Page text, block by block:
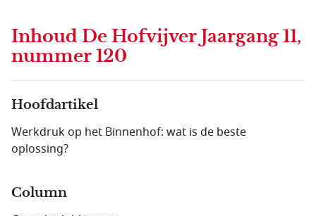
Inhoud De Hofvijver Jaargang 11,
nummer 120
Hoofdartikel
Werkdruk op het Binnenhof: wat is de beste
oplossing?
Column